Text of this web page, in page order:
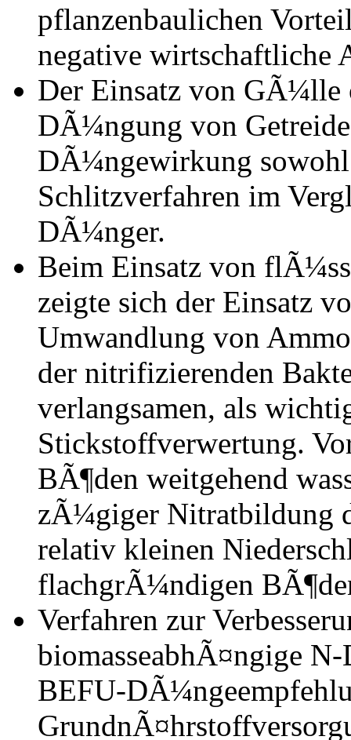
pflanzenbaulichen
negative wirtschaftliche
Der Einsatz von GÃ¼lle
DÃ¼ngung von
DÃ¼ngewirkung sowohl
Schlitzverfahren im
DÃ¼nger.
Beim Einsatz von
zeigte sich der Einsatz
Umwandlung von
der nitrifizierenden
verlangsamen, als
Stickstoffverwertung.
BÃ¶den weitgehend
zÃ¼giger Nitratbildung
relativ kleinen
flachgrÃ¼ndigen
Verfahren zur
biomasseabhÃ¤ngige
BEFU-